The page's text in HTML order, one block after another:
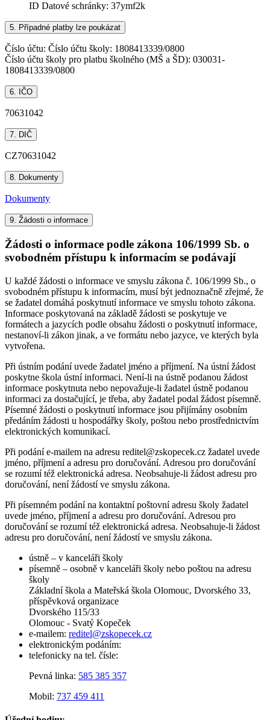
ID Datové schránky: 37ymf2k
5. Případné platby lze poukázat
Číslo účtu: Číslo účtu školy: 1808413339/0800
Číslo účtu školy pro platbu školného (MŠ a ŠD): 030031-
1808413339/0800
6. IČO
70631042
7. DIČ
CZ70631042
8. Dokumenty
Dokumenty
9. Žádosti o informace
Žádosti o informace podle zákona 106/1999 Sb. o
svobodném přístupu k informacím se podávají
U každé žádosti o informace ve smyslu zákona č. 106/1999 Sb., o
svobodném přístupu k informacím, musí být jednoznačně zřejmé, že
se žadatel domáhá poskytnutí informace ve smyslu tohoto zákona.
Informace poskytovaná na základě žádosti se poskytuje ve
formátech a jazycích podle obsahu žádosti o poskytnutí informace,
nestanoví-li zákon jinak, a ve formátu nebo jazyce, ve kterých byla
vytvořena.
Při ústním podání uvede žadatel jméno a příjmení. Na ústní žádost
poskytne škola ústní informaci. Není-li na ústně podanou žádost
informace poskytnuta nebo nepovažuje-li žadatel ústně podanou
informaci za dostačující, je třeba, aby žadatel podal žádost písemně.
Písemné žádosti o poskytnutí informace jsou přijímány osobním
předáním žádosti u hospodářky školy, poštou nebo prostřednictvím
elektronických komunikací.
Při podání e-mailem na adresu reditel@zskopecek.cz žadatel uvede
jméno, příjmení a adresu pro doručování. Adresou pro doručování
se rozumí též elektronická adresa. Neobsahuje-li žádost adresu pro
doručování, není žádostí ve smyslu zákona.
Při písemném podání na kontaktní poštovní adresu školy žadatel
uvede jméno, příjmení a adresu pro doručování. Adresou pro
doručování se rozumí též elektronická adresa. Neobsahuje-li žádost
adresu pro doručování, není žádostí ve smyslu zákona.
ústně – v kanceláři školy
písemně – osobně v kanceláři školy nebo poštou na adresu
školy
Základní škola a Mateřská škola Olomouc, Dvorského 33,
příspěvková organizace
Dvorského 115/33
Olomouc - Svatý Kopeček
e-mailem: reditel@zskopecek.cz
elektronickým podáním:
telefonicky na tel. čísle:
Pevná linka: 585 385 357
Mobil: 737 459 411